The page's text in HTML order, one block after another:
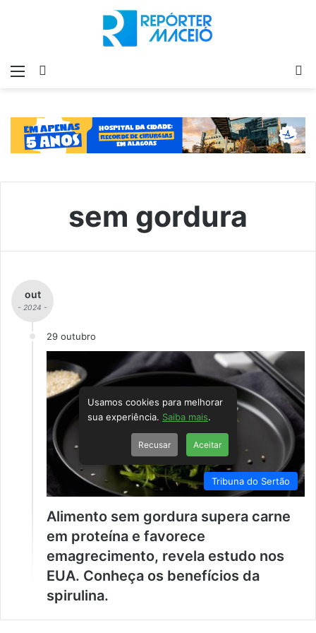
Menu
sem gordura
out
- 2024 -
29 outubro
Tribuna do Sertão
Alimento sem gordura supera carne
em proteína e favorece
emagrecimento, revela estudo nos
EUA. Conheça os benefícios da
spirulina.
Usamos cookies para melhorar
sua experiência. Saiba mais.
Recusar Aceitar